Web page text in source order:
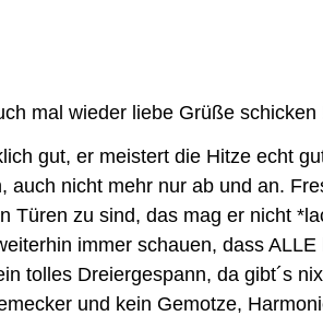
mal wieder liebe Grüße schicken
gut, er meistert die Hitze echt
auch nicht mehr nur ab und an.
Türen zu sind, das mag er nicht
immer schauen, dass
tolles Dreiergespann, da gibt´s
und kein Gemotze,